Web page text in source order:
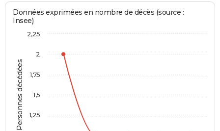
Personnes décédées
Données exprimées en nombre de décès (source :
Insee)
1,25
1,5
1,75
2
2,25